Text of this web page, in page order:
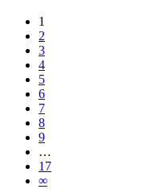
1
2
3
4
5
6
7
8
9
…
17
∞